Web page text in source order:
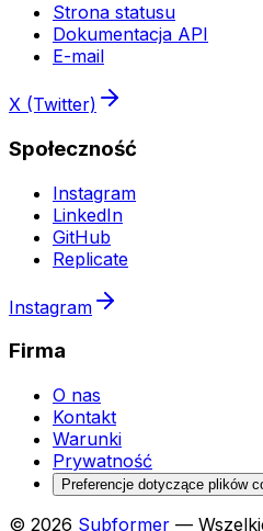
Strona statusu
Dokumentacja API
E-mail
X (Twitter)
Społeczność
Instagram
LinkedIn
GitHub
Replicate
Instagram
Firma
O nas
Kontakt
Warunki
Prywatność
Preferencje dotyczące plików
© 2026 Subformer —